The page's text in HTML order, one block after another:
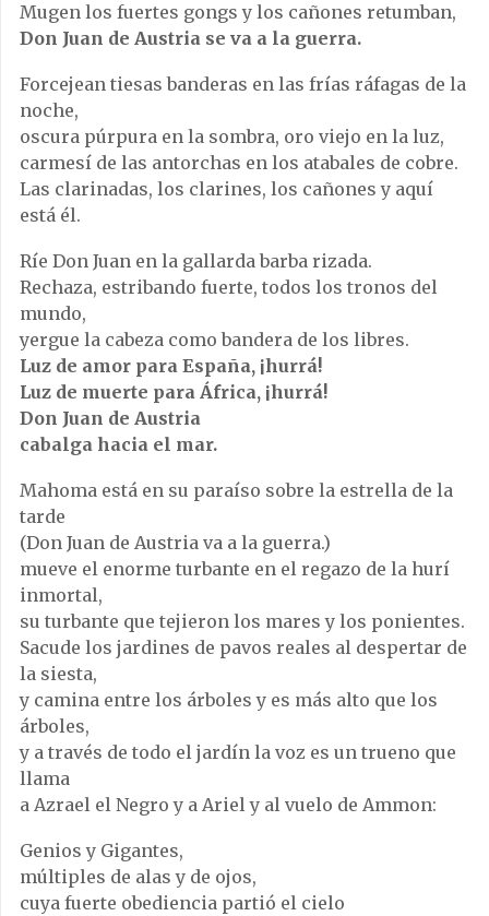
Mugen los fuertes gongs y los cañones retumban,
Don Juan de Austria se va a la guerra.
Forcejean tiesas banderas en las frías ráfagas de la
noche,
oscura púrpura en la sombra, oro viejo en la luz,
carmesí de las antorchas en los atabales de cobre.
Las clarinadas, los clarines, los cañones y aquí
está él.
Ríe Don Juan en la gallarda barba rizada.
Rechaza, estribando fuerte, todos los tronos del
mundo,
yergue la cabeza como bandera de los libres.
Luz de amor para España, ¡hurrá!
Luz de muerte para África, ¡hurrá!
Don Juan de Austria
cabalga hacia el mar.
Mahoma está en su paraíso sobre la estrella de la
tarde
(Don Juan de Austria va a la guerra.)
mueve el enorme turbante en el regazo de la hurí
inmortal,
su turbante que tejieron los mares y los ponientes.
Sacude los jardines de pavos reales al despertar de
la siesta,
y camina entre los árboles y es más alto que los
árboles,
y a través de todo el jardín la voz es un trueno que
llama
a Azrael el Negro y a Ariel y al vuelo de Ammon:
Genios y Gigantes,
múltiples de alas y de ojos,
cuya fuerte obediencia partió el cielo